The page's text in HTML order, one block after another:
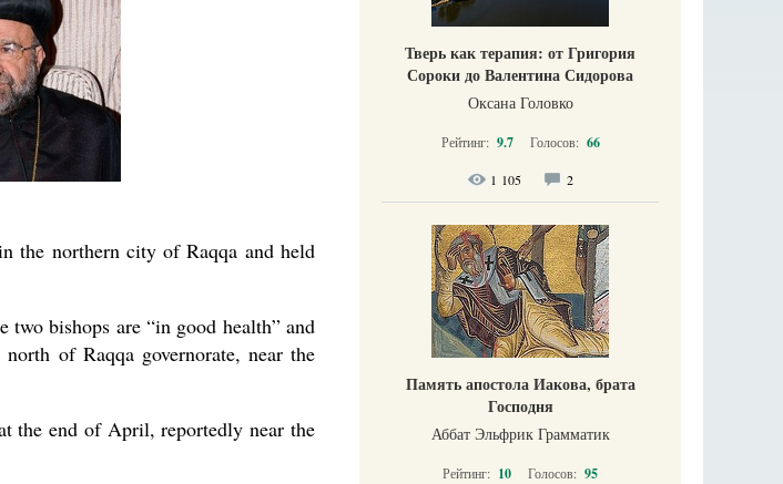
the northern city of Raqqa and held
bishops are “in good health” and
of Raqqa governorate, near the
the end of April, reportedly near the
Тверь как терапия: от Григория
Сороки до Валентина Сидорова
Оксана Головко
Рейтинг: 9.7 Голосов: 66
1 105 2
Память апостола Иакова, брата
Господня
Аббат Эльфрик Грамматик
Рейтинг: 10 Голосов: 95